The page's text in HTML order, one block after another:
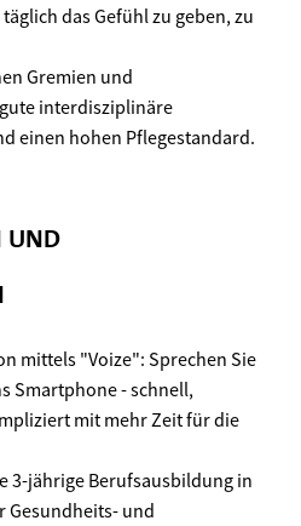
das Gefühl zu geben, zu
Gremien und
interdisziplinäre
einen hohen Pflegestandard.
UND
mittels "Voize": Sprechen Sie
Smartphone - schnell,
mit mehr Zeit für die
3-jährige Berufsausbildung in
Gesundheits- und